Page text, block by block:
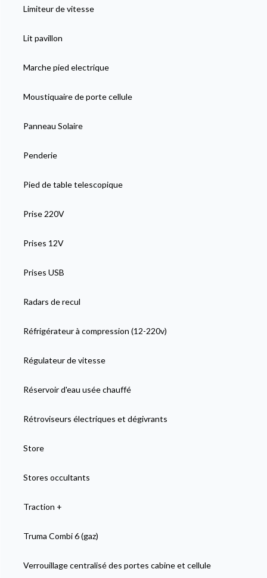
Limiteur de vitesse
Lit pavillon
Marche pied electrique
Moustiquaire de porte cellule
Panneau Solaire
Penderie
Pied de table telescopique
Prise 220V
Prises 12V
Prises USB
Radars de recul
Réfrigérateur à compression (12-220v)
Régulateur de vitesse
Réservoir d'eau usée chauffé
Rétroviseurs électriques et dégivrants
Store
Stores occultants
Traction +
Truma Combi 6 (gaz)
Verrouillage centralisé des portes cabine et cellule